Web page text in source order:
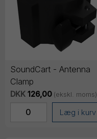
SoundCart - Antenna
Clamp
DKK 126,00 (ekskl. moms)
Læg i kurv